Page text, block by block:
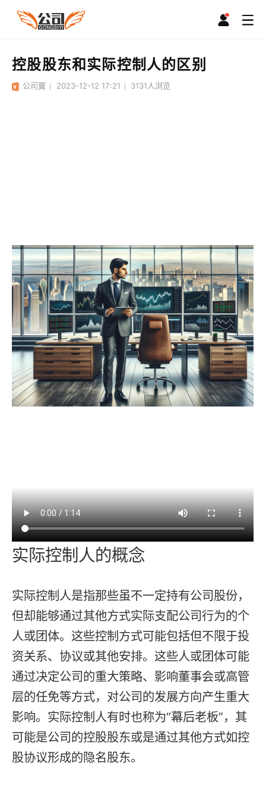
控股股东和实际控制人的区别
公司翼 2023-12-12 17:21 3131人浏览
实际控制人的概念
实际控制人是指那些虽不一定持有公司股份，
但却能够通过其他方式实际支配公司行为的个
人或团体。这些控制方式可能包括但不限于投
资关系、协议或其他安排。这些人或团体可能
通过决定公司的重大策略、影响董事会或高管
层的任免等方式，对公司的发展方向产生重大
影响。实际控制人有时也称为“幕后老板”，其
可能是公司的控股股东或是通过其他方式如控
股协议形成的隐名股东。